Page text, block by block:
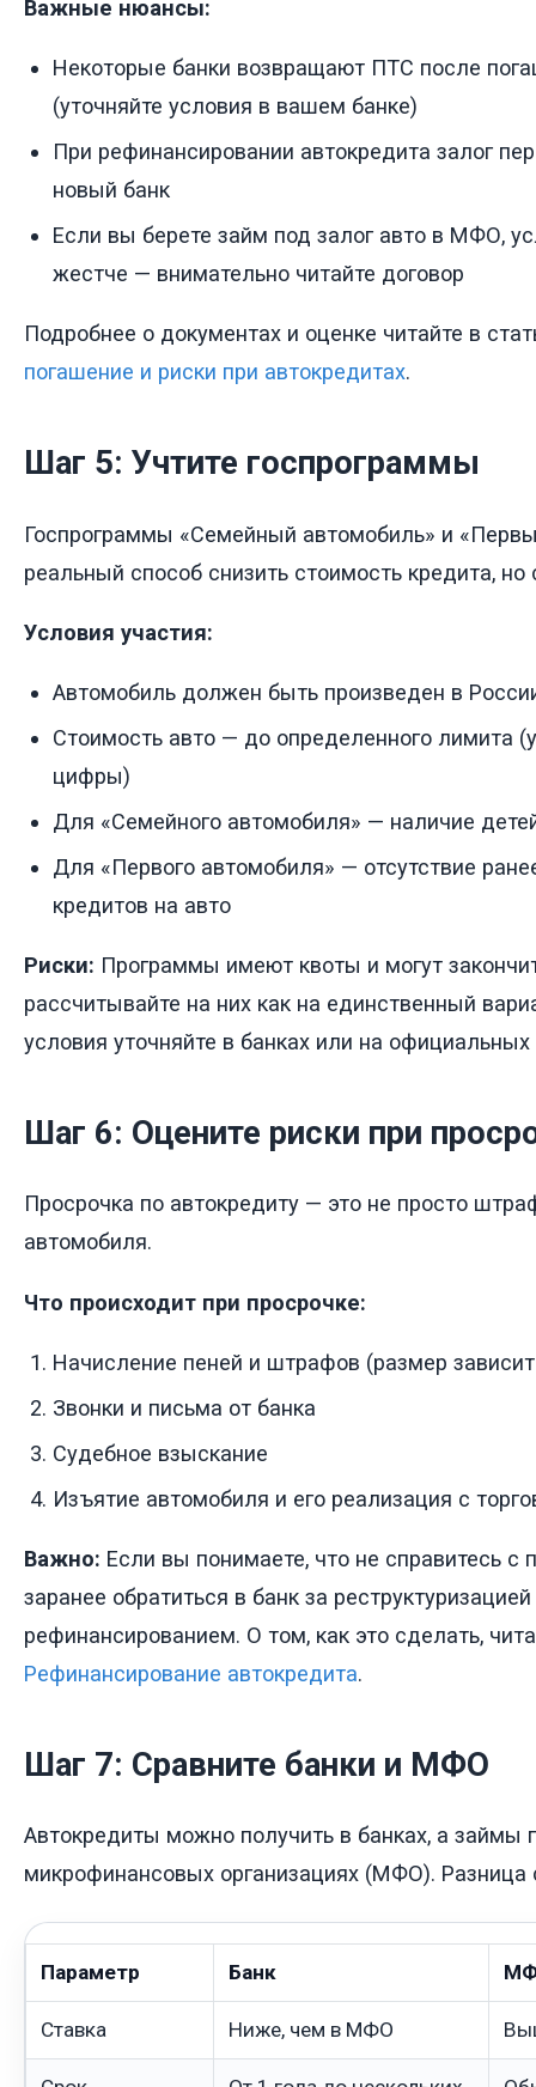
Важные нюансы:
Некоторые банки возвращают ПТС после
(уточняйте условия в вашем банке)
При рефинансировании автокредита залог
новый банк
Если вы берете займ под залог авто в МФО,
жестче — внимательно читайте договор
Подробнее о документах и оценке читайте в
погашение и риски при автокредитах.
Шаг 5: Учтите госпрограммы
Госпрограммы «Семейный автомобиль» и
реальный способ снизить стоимость кредита, но
Условия участия:
Автомобиль должен быть произведен в
Стоимость авто — до определенного лимита
цифры)
Для «Семейного автомобиля» — наличие
Для «Первого автомобиля» — отсутствие
кредитов на авто
Риски: Программы имеют квоты и могут
рассчитывайте на них как на единственный
условия уточняйте в банках или на официальных
Шаг 6: Оцените риски при
Просрочка по автокредиту — это не просто
автомобиля.
Что происходит при просрочке:
Начисление пеней и штрафов (размер
Звонки и письма от банка
Судебное взыскание
Изъятие автомобиля и его реализация с
Важно: Если вы понимаете, что не справитесь с
заранее обратиться в банк за
рефинансированием. О том, как это сделать,
Рефинансирование автокредита.
Шаг 7: Сравните банки и МФО
Автокредиты можно получить в банках, а займы
микрофинансовых организациях (МФО). Разница
Параметр Банк
Ставка Ниже, чем в МФО